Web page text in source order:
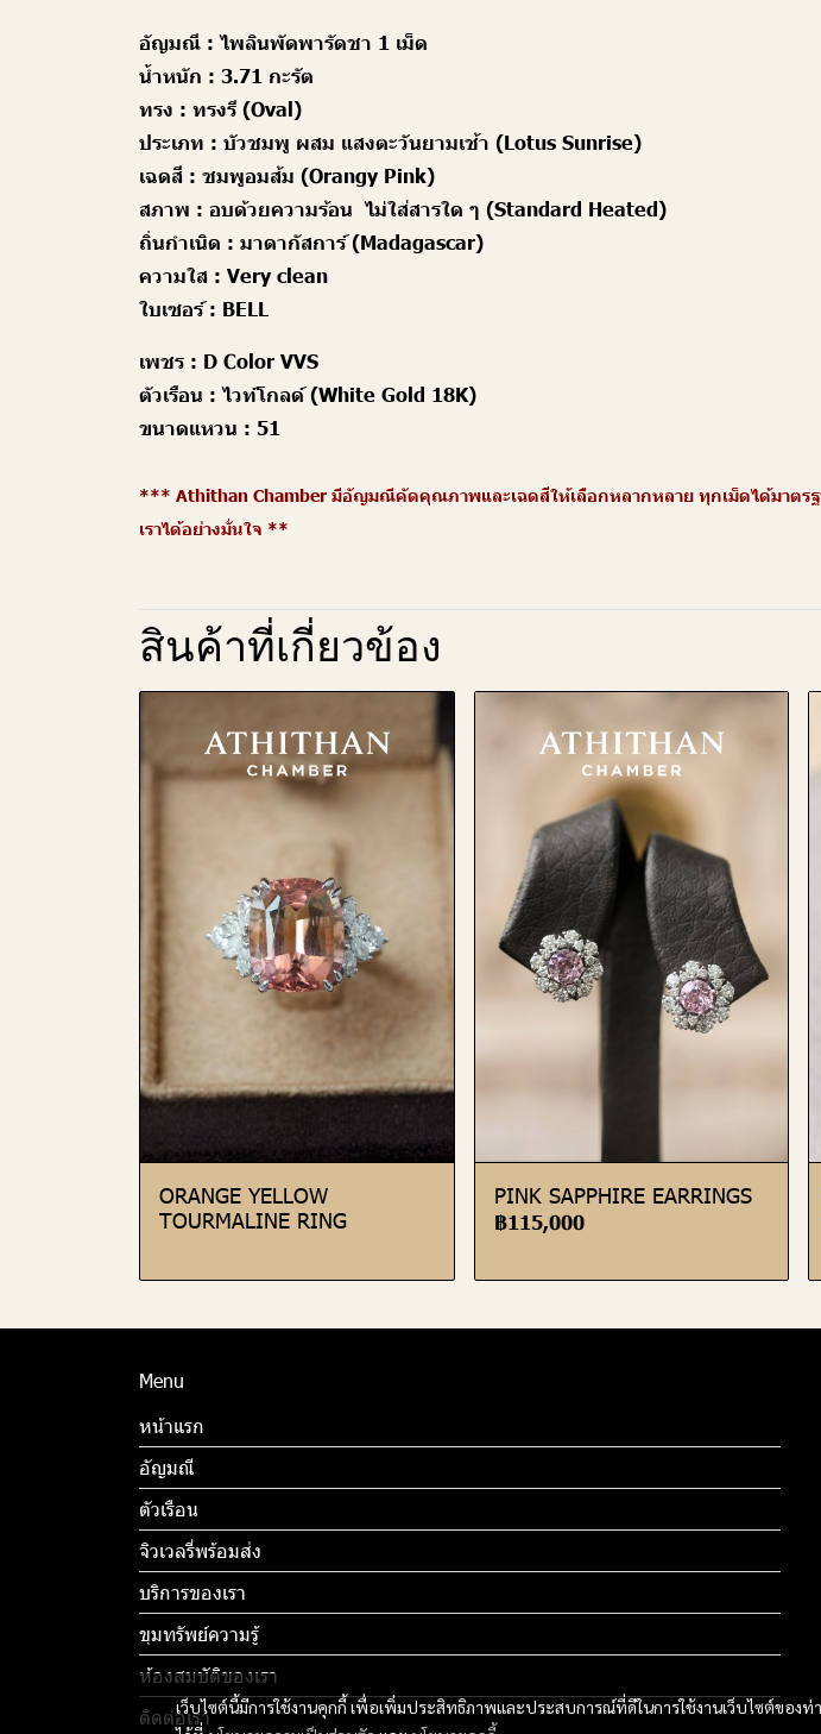
อัญมณี :ไพลินพัดพารัดชา 1 เม็ด
น้ำหนัก : 3.71 กะรัต
ทรง : ทรงรี (Oval)
ประเภท : บัวชมพู ผสม แสงตะวันยามเช้า (Lotus Sunrise)
เฉดสี : ชมพูอมส้ม (Orangy Pink)
สภาพ : อบด้วยความร้อน ไม่ใส่สารใด ๆ (Standard Heated)
ถิ่นกำเนิด : มาดากัสการ์ (Madagascar)
ความใส : Very clean
ใบเซอร์ : BELL
เพชร : D Color VVS
ตัวเรือน : ไวท์โกลด์ (White Gold 18K)
ขนาดแหวน : 51
*** Athithan Chamber มีอัญมณีคัดคุณภาพและเฉดสีให้เลือกหลากหลาย ทุกเม็ดได้มาตร
เราได้อย่างมั่นใจ **
สินค้าที่เกี่ยวข้อง
ORANGE YELLOW
TOURMALINE RING
PINK SAPPHIRE EARRINGS
฿115,000
เว็บไซต์นี้มีการใช้งานคุกกี้ เพื่อเพิ่มประสิทธิภาพและประสบการณ์ที่ดีในการใช้งานเว็บไซต์ของท่
Menu
หน้าแรก
อัญมณี
ตัวเรือน
จิวเวลรี่พร้อมส่ง
บริการของเรา
ขุมทรัพย์ความรู้
ห้องสมบัติของเรา
ติดต่อเรา